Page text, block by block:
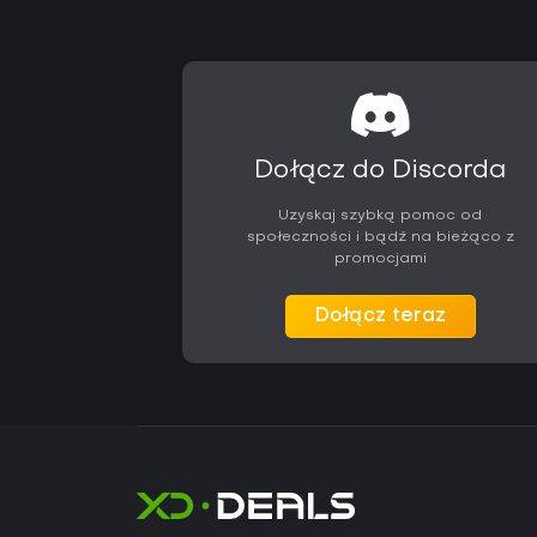
Dołącz do Discorda
Uzyskaj szybką pomoc od
społeczności i bądź na bieżąco z
promocjami
Dołącz teraz